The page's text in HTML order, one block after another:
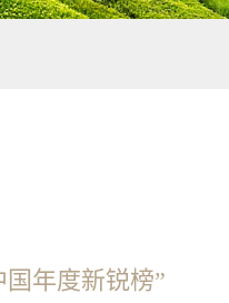
国年度新锐榜”